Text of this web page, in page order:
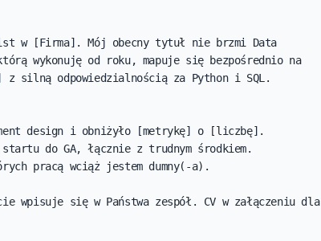
w [Firma]. Mój obecny tytuł nie brzmi Data
wykonuję od roku, mapuje się bezpośrednio na
silną odpowiedzialnością za Python i SQL.
design i obniżyło [metrykę] o [liczbę].
do GA, łącznie z trudnym środkiem.
pracą wciąż jestem dumny(-a).
wpisuje się w Państwa zespół. CV w załączeniu dla